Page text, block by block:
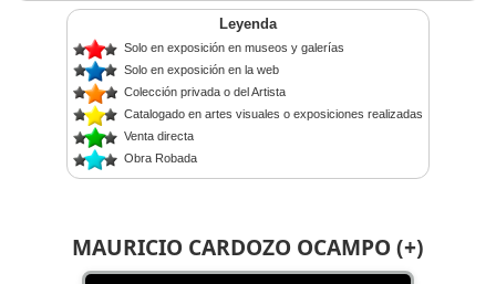
MAURICIO CARDOZO OCAMPO (+)
Leyenda
Solo en exposición en museos y galerías
Solo en exposición en la web
Colección privada o del Artista
Catalogado en artes visuales o exposiciones realizadas
Venta directa
Obra Robada